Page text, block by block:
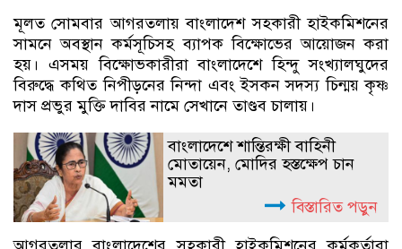
মূলত সোমবার আগরতলায় বাংলাদেশ সহকারী হাইকমিশনের
সামনে অবস্থান কর্মসূচিসহ ব্যাপক বিক্ষোভের আয়োজন করা
হয়। এসময় বিক্ষোভকারীরা বাংলাদেশে হিন্দু সংখ্যালঘুদের
বিরুদ্ধে কথিত নিপীড়নের নিন্দা এবং ইসকন সদস্য চিন্ময় কৃষ্ণ
দাস প্রভুর মুক্তি দাবির নামে সেখানে তাণ্ডব চালায়।
বাংলাদেশে শান্তিরক্ষী বাহিনী
মোতায়েন, মোদির হস্তক্ষেপ চান
মমতা
বিস্তারিত পড়ুন